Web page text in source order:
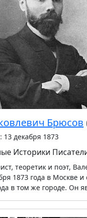
Брюсов
декабря 1873
Историки
теоретик и поэт,
1873 года в Москве и
в том же городе. Он